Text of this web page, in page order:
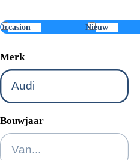
Nieuw
Merk
Bouwjaar